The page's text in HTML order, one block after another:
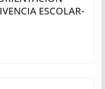
ESCOLAR-